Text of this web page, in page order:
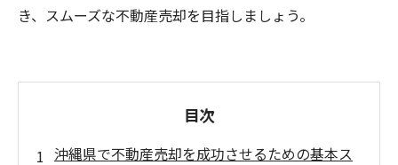
き、スムーズな不動産売却を目指しましょう。
目次
沖縄県で不動産売却を成功させるための基本ス